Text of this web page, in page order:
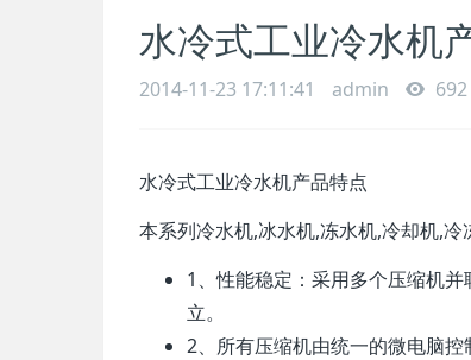
水冷式工业冷水机
2014-11-23 17:11:41 admin 692
水冷式工业冷水机产品特点
本系列冷水机,冰水机,冻水机,冷却机,冷
1、性能稳定：采用多个压缩机
立。
2、 所有压缩机由统一的微电脑